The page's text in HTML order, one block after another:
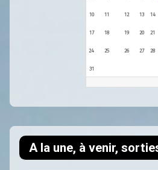
A la une, à venir,
10 11 12 13 14
17 18 19 20 21
24 25 26 27 28
31